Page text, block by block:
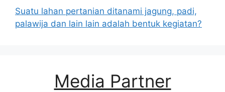
Suatu lahan pertanian ditanami jagung, padi,
palawija dan lain lain adalah bentuk kegiatan?
Media Partner